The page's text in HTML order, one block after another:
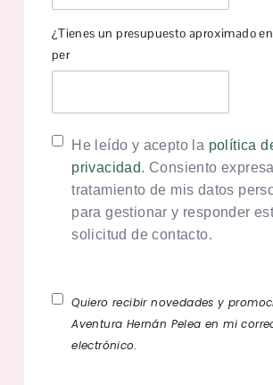
¿Tienes un presupuesto aproximado
per
He leído y acepto la política
privacidad. Consiento
tratamiento de mis datos
para gestionar y responder
solicitud de contacto.
Quiero recibir novedades y
Aventura Hernán Pelea en mi
electrónico.